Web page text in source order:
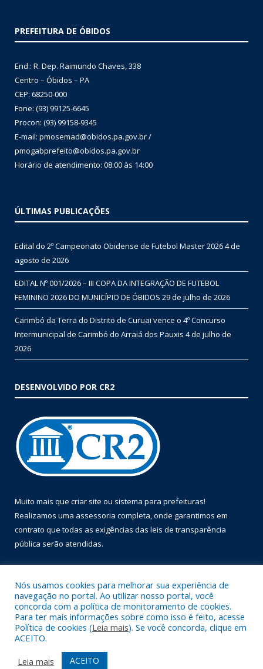
PREFEITURA DE ÓBIDOS
End.: R. Dep. Raimundo Chaves, 338
Centro – Óbidos – PA
CEP: 68250-000
Fone: (93) 99125-6645
Procon: (93) 99158-9345
E-mail: pmosemad@obidos.pa.gov.br /
pmogabprefeito@obidos.pa.gov.br
Horário de atendimento: 08:00 às 14:00
ÚLTIMAS PUBLICAÇÕES
Edital do 2º Campeonato Obidense de Futebol Master 20264 de
agosto de 2026
EDITAL Nº 001/2026 – III COPA DA INTEGRAÇÃO DE FUTEBOL
FEMININO 2026 DO MUNICÍPIO DE ÓBIDOS 29 de julho de 2026
Carimbó da Terra do Distrito de Curuai vence o 4º Concurso
Intermunicipal de Carimbó do Arraiá dos Pauxis 4 de julho de
2026
DESENVOLVIDO POR CR2
Muito mais que criar site ou sistema para prefeituras!
Realizamos uma assessoria completa, onde garantimos em
contrato que todas as exigências das leis de transparência
pública serão atendidas.
Todos os direitos reservados a Prefeitura Municipal de Óbidos.
Mapa do Site
Acessar Área Administrativa
Nós usamos cookies para melhorar sua experiência de
navegação no portal. Ao utilizar nosso portal, você
concorda com a política de monitoramento de cookies.
Para ter mais informações sobre como isso é feito, acesse
Política de cookies (Leia mais). Se você concorda, clique em
ACEITO.
Leia mais
ACEITO